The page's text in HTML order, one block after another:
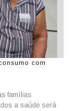
com
famílias
a saúde será